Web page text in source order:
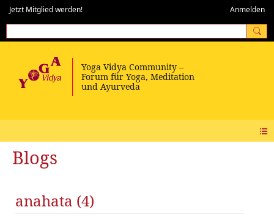
Jetzt Mitglied werden! Anmelden
Blogs
anahata (4)